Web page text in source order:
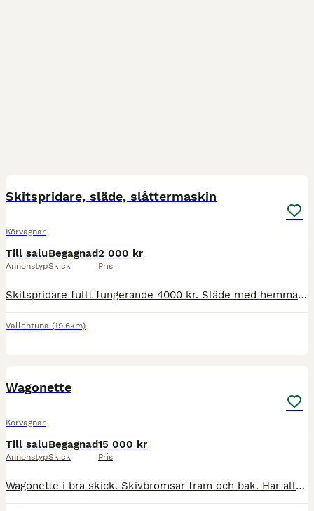
Skitspridare, släde, slåttermaskin
Körvagnar
Till salu
Annonstyp
Begagnad
Skick
2 000 kr
Pris
Skitspridare fullt fungerande 4000 kr. Släde med hemmagjord bräda att sitta på 2000 kr. Slåttermaskin i fint skick med extra kniv 5000 kr. Använda till nordsvensk brukshäst. Finns i Vallentuna.
Vallentuna (19.6km)
Wagonette
Körvagnar
Till salu
Annonstyp
Begagnad
Skick
15 000 kr
Pris
Wagonette i bra skick. Skivbromsar fram och bak. Har alltid stått under tak. Har använts till nordsvensk brukshäst. Finns I Vallentuna.